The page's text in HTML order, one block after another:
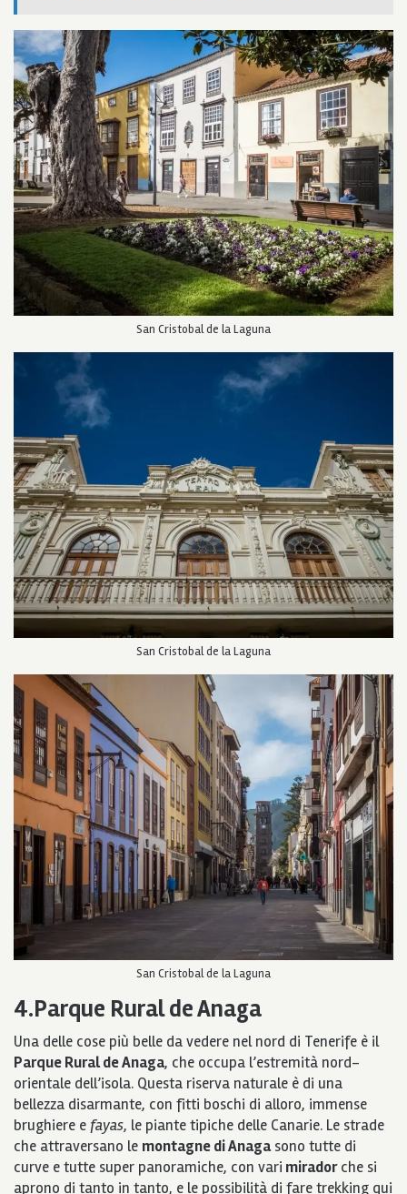
San Cristobal de la Laguna
San Cristobal de la Laguna
San Cristobal de la Laguna
4.Parque Rural de Anaga
Una delle cose più belle da vedere nel nord di Tenerife è il
Parque Rural de Anaga, che occupa l’estremità nord-
orientale dell’isola. Questa riserva naturale è di una
bellezza disarmante, con fitti boschi di alloro, immense
brughiere e fayas, le piante tipiche delle Canarie. Le strade
che attraversano le montagne di Anagasono tutte di
curve e tutte super panoramiche, con vari miradorche si
aprono di tanto in tanto, e le possibilità di fare trekking qui